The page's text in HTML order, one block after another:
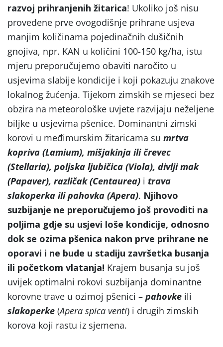
razvoj prihranjenih žitarica! Ukoliko još nisu
provedene prve ovogodišnje prihrane usjeva
manjim količinama pojedinačnih dušičnih
gnojiva, npr. KAN u količini 100-150 kg/ha, istu
mjeru preporučujemo obaviti naročito u
usjevima slabije kondicije i koji pokazuju znakove
lokalnog žućenja. Tijekom zimskih se mjeseci bez
obzira na meteorološke uvjete razvijaju neželjene
biljke u usjevima pšenice. Dominantni zimski
korovi u međimurskim žitaricama su mrtva
kopriva (Lamium), mišjakinja ili črevec
(Stellaria), poljska ljubičica (Viola), divlji mak
(Papaver), različak (Centaurea) i trava
slakoperka ili pahovka (Apera). Njihovo
suzbijanje ne preporučujemo još provoditi na
poljima gdje su usjevi loše kondicije, odnosno
dok se ozima pšenica nakon prve prihrane ne
oporavi i ne bude u stadiju završetka busanja
ili početkom vlatanja! Krajem busanja su još
uvijek optimalni rokovi suzbijanja dominantne
korovne trave u ozimoj pšenici – pahovke ili
slakoperke (Apera spica venti) i drugih zimskih
korova koji rastu iz sjemena.